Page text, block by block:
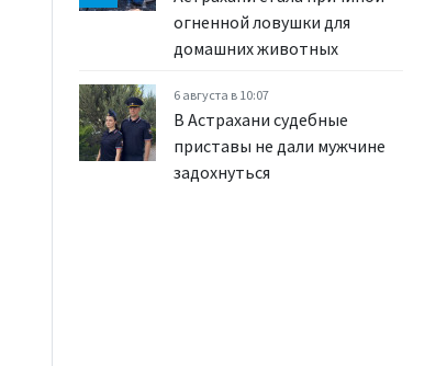
огненной ловушки для
домашних животных
6 августа в 10:07
В Астрахани судебные
приставы не дали мужчине
задохнуться